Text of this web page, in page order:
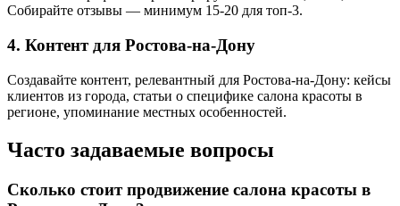
Собирайте отзывы — минимум 15-20 для топ-3.
4. Контент для Ростова-на-Дону
Создавайте контент, релевантный для Ростова-на-Дону: кейсы
клиентов из города, статьи о специфике салона красоты в
регионе, упоминание местных особенностей.
Часто задаваемые вопросы
Сколько стоит продвижение салона красоты в